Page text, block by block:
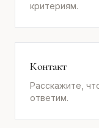
критериям.
Контакт
Расскажите,
ответим.